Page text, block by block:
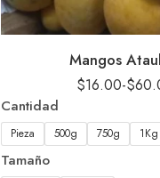
Mangos
$16.00-$
Cantidad
Pieza 500g 750g 1Kg
Tamaño